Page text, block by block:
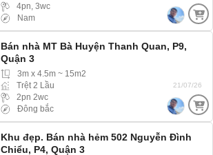
4pn, 3wc
Nam
Bán nhà MT Bà Huyện Thanh Quan, P9,
Quận 3
3m x 4.5m ~ 15m2
Trệt 2 Lầu
2pn 2wc
Đông bắc
21/07/26
Khu đẹp. Bán nhà hẻm 502 Nguyễn Đình
Chiểu, P4, Quận 3